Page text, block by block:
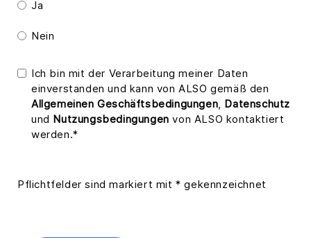
Ja
Nein
Ich bin mit der Verarbeitung meiner Daten
einverstanden und kann von ALSO gemäß den
Allgemeinen Geschäftsbedingungen, Datenschutz
und Nutzungsbedingungen von ALSO kontaktiert
werden.*
Pflichtfelder sind markiert mit * gekennzeichnet